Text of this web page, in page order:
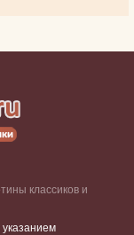
классиков и